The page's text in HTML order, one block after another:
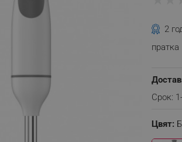
2
пратка
Срок:
Цвят: